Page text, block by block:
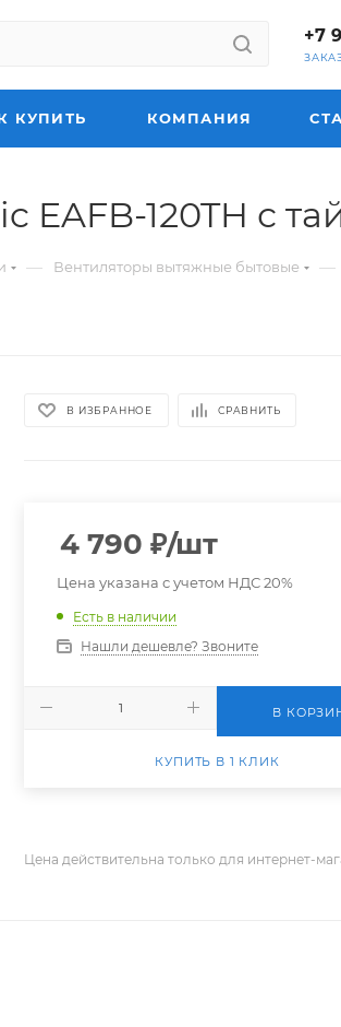
+7
КУПИТЬ КОМПАНИЯ
120TH с
— Вентиляторы вытяжные бытовые —
В ИЗБРАННОЕ СРАВНИТЬ
4 790 ₽/шт
Цена указана с учетом НДС 20%
Есть в наличии
Нашли дешевле? Звоните
В
КУПИТЬ В 1 КЛИК
Цена действительна только для интернет-